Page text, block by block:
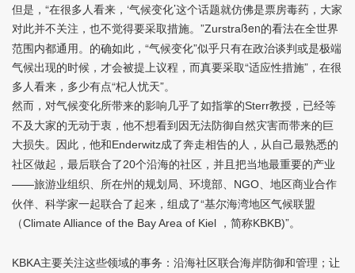
但是，“在很多人看来，‘气候变化’这个话题就仿佛是票房毒药，大家
对此并不关注，也不觉得要采取措施。”Zurstraßen的看法在全世界
范围内都通用。的确如此，“气候变化”似乎只有在政治谈判或是极端
气候出现的时候，才会被提上议程，而真要采取“适应性措施”，在很
多人看来，多少有点“杞人忧天”。
然而，对气候变化所带来的影响几乎了如指掌的Sterr教授，已经等
不及大家的无动于衷，他不想看到因无法防御自然灾害而带来的巨
大损失。因此，他和Enderwitz成了奔走相告的人，从自己最熟悉的
社区做起，最后联合了20个沿海的社区，并且把当地最重要的产业
——旅游业组织、所在州的规划局、环境部、
NGO、地区商业合作
伙伴、科学家一起联合了起来，组成了“基尔海湾地区气候联盟
（Climate Alliance of the Bay Area of Kiel ，简称KBKB)”。
KBKA主要关注这些领域的事务：沿海社区联合海岸防御和管理；让